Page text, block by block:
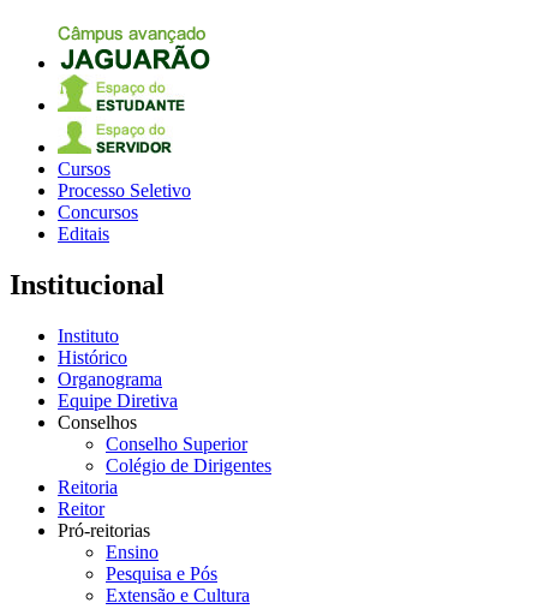
Cursos
Processo Seletivo
Concursos
Editais
Institucional
Instituto
Histórico
Organograma
Equipe Diretiva
Conselhos
Conselho Superior
Colégio de Dirigentes
Reitoria
Reitor
Pró-reitorias
Ensino
Pesquisa e Pós
Extensão e Cultura